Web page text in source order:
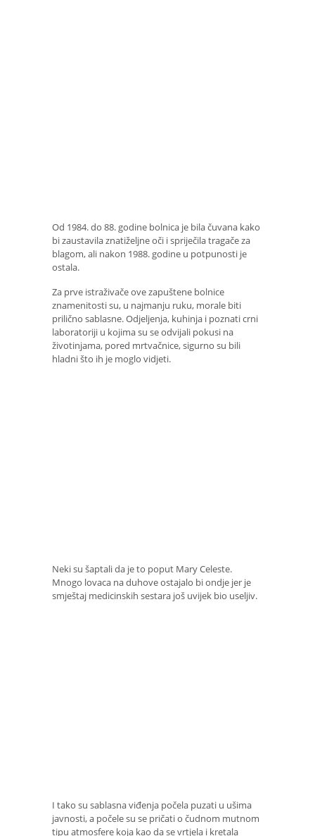
Od 1984. do 88. godine bolnica je bila čuvana kako
bi zaustavila znatiželjne oči i spriječila tragače za
blagom, ali nakon 1988. godine u potpunosti je
ostala.
Za prve istraživače ove zapuštene bolnice
znamenitosti su, u najmanju ruku, morale biti
prilično sablasne. Odjeljenja, kuhinja i poznati crni
laboratoriji u kojima su se odvijali pokusi na
životinjama, pored mrtvačnice, sigurno su bili
hladni što ih je moglo vidjeti.
Neki su šaptali da je to poput Mary Celeste.
Mnogo lovaca na duhove ostajalo bi ondje jer je
smještaj medicinskih sestara još uvijek bio useljiv.
I tako su sablasna viđenja počela puzati u ušima
javnosti, a počele su se pričati o čudnom mutnom
tipu atmosfere koja kao da se vrtjela i kretala